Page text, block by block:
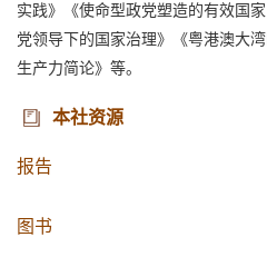
实践》《使命型政党塑造的有效国
党领导下的国家治理》《粤港澳大
生产力简论》等。
本社资源
报告
图书